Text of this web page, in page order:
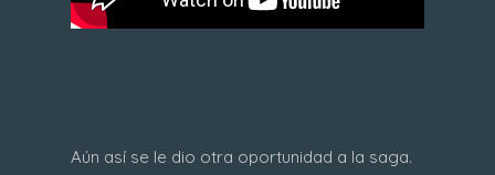
Aún así se le dio otra oportunidad a la saga.